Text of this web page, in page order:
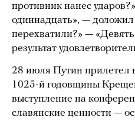
противник нанес
одиннадцать», —
перехватили?» —
результат
28 июля Путин прилетел
1025-й годовщины
выступление на
славянские ценности —